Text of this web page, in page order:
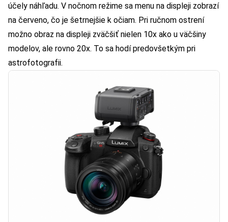
účely náhľadu. V nočnom režime sa menu na displeji zobrazí
na červeno, čo je šetrnejšie k očiam. Pri ručnom ostrení
možno obraz na displeji zväčšiť nielen 10x ako u väčšiny
modelov, ale rovno 20x. To sa hodí predovšetkým pri
astrofotografii.